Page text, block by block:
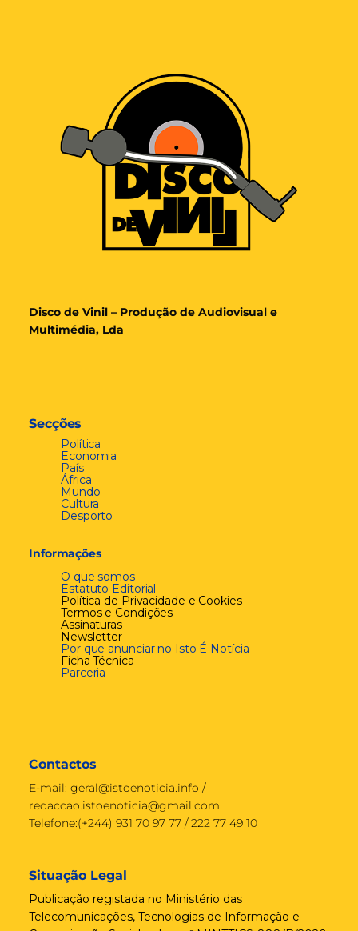
Disco de Vinil – Produção de Audiovisual e
Multimédia, Lda
Secções
Política
Economia
País
África
Mundo
Cultura
Desporto
Informações
O que somos
Estatuto Editorial
Política de Privacidade e Cookies
Termos e Condições
Assinaturas
Newsletter
Por que anunciar no Isto É Notícia
Ficha Técnica
Parceria
Contactos
E-mail: geral@istoenoticia.info /
redaccao.istoenoticia@gmail.com
Telefone:(+244) 931 70 97 77 / 222 77 49 10
Situação Legal
Publicação registada no Ministério das
Telecomunicações, Tecnologias de Informação e